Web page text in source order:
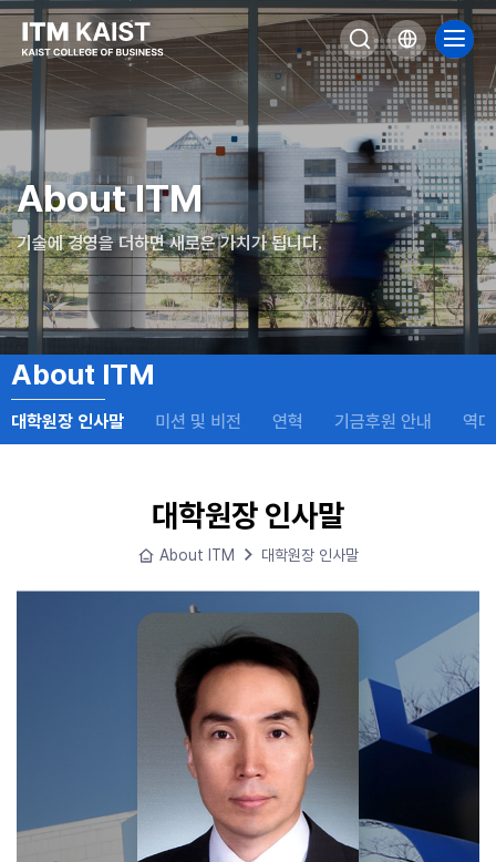
바
로
메
뉴
로
본
문
바
로
가
기
하
단
바
로
가
기
검
색
하
기
언
어
선
택
닫
힘
사
이
트
맵
열
기
About ITM
기술에 경영을 더하면 새로운 가치가 됩니다.
About ITM
대학원장 인사말 미션 및 비전 연혁 기금후원 안내 역
대학원장 인사말
메 About ITM 대학원장 인사말